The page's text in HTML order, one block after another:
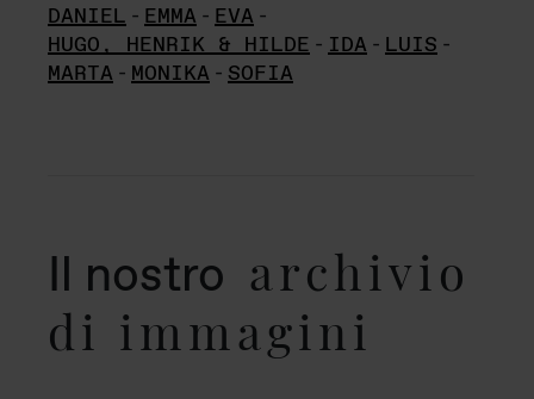
DANIEL - EMMA - EVA -
HUGO, HENRIK & HILDE - IDA - LUIS -
MARTA - MONIKA - SOFIA
Il nostro archivio
di immagini